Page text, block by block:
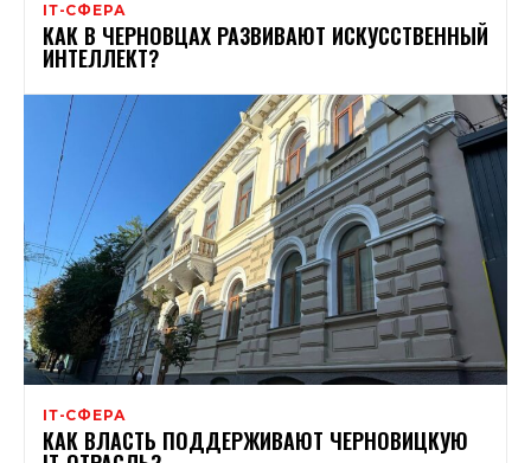
ІТ-СФЕРА
КАК В ЧЕРНОВЦАХ РАЗВИВАЮТ ИСКУССТВЕННЫЙ
ИНТЕЛЛЕКТ?
ІТ-СФЕРА
КАК ВЛАСТЬ ПОДДЕРЖИВАЮТ ЧЕРНОВИЦКУЮ